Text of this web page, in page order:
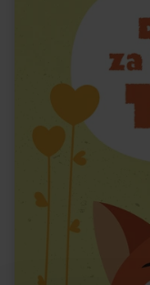
To
uzupełnisz.
Na koniec
możliwość
kartki oraz
Tutaj znajdzie